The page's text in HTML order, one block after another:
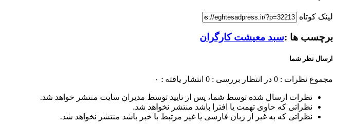
لینک کوتاه
برچسب ها :سبد معیشت کارگران
ارسال نظر شما
مجموع نظرات : 0 در انتظار بررسی : 0 انتشار یافته : ۰
نظرات ارسال شده توسط شما، پس از تایید توسط مدیران سایت منتشر خواهد شد.
نظراتی که حاوی تهمت یا افترا باشد منتشر نخواهد شد.
نظراتی که به غیر از زبان فارسی یا غیر مرتبط با خبر باشد منتشر نخواهد شد.